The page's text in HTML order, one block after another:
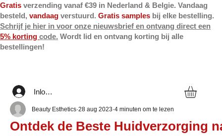
Gratis verzending vanaf €39 in Nederland & Belgie. Vandaag
besteld, vandaag verstuurd. Gratis samples bij elke bestelling.
Schrijf je hier in voor onze nieuwsbrief en ontvang direct een
5% korting code. Wordt lid en ontvang korting bij alle
bestellingen!
Inloggen
Ontdek de Beste Huidverzorging
Beauty Esthetics 28 aug 2023 4 minuten om te lezen